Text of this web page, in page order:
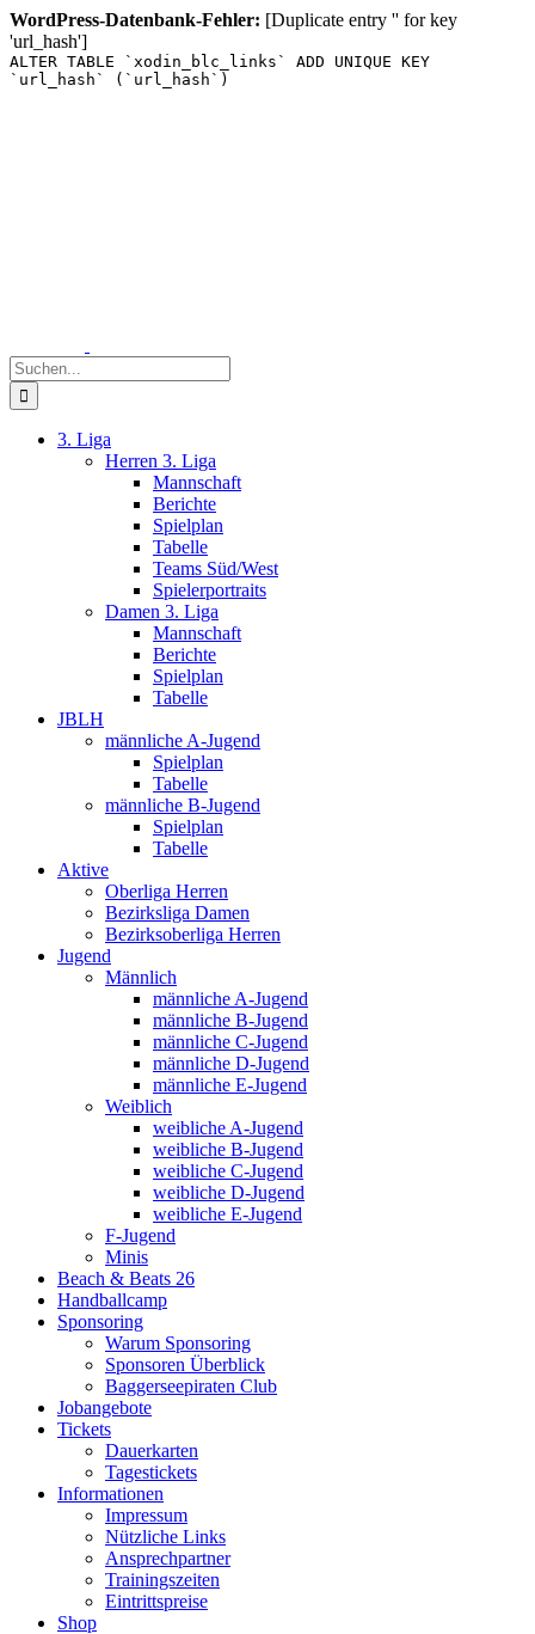
WordPress-Datenbank-Fehler: [Duplicate entry '' for key
'url_hash']
ALTER TABLE `xodin_blc_links` ADD UNIQUE KEY
`url_hash` (`url_hash`)
Suche
nach:
3. Liga
Herren 3. Liga
Mannschaft
Berichte
Spielplan
Tabelle
Teams Süd/West
Spielerportraits
Damen 3. Liga
Mannschaft
Berichte
Spielplan
Tabelle
JBLH
männliche A-Jugend
Spielplan
Tabelle
männliche B-Jugend
Spielplan
Tabelle
Aktive
Oberliga Herren
Bezirksliga Damen
Bezirksoberliga Herren
Jugend
Männlich
männliche A-Jugend
männliche B-Jugend
männliche C-Jugend
männliche D-Jugend
männliche E-Jugend
Weiblich
weibliche A-Jugend
weibliche B-Jugend
weibliche C-Jugend
weibliche D-Jugend
weibliche E-Jugend
F-Jugend
Minis
Beach & Beats 26
Handballcamp
Sponsoring
Warum Sponsoring
Sponsoren Überblick
Baggerseepiraten Club
Jobangebote
Tickets
Dauerkarten
Tagestickets
Informationen
Impressum
Nützliche Links
Ansprechpartner
Trainingszeiten
Eintrittspreise
Shop